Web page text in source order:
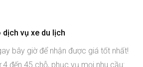
dịch vụ xe du lịch
bây giờ để nhận được giá tốt nhất!
đến 45 chỗ, phục vụ mọi nhu cầu: